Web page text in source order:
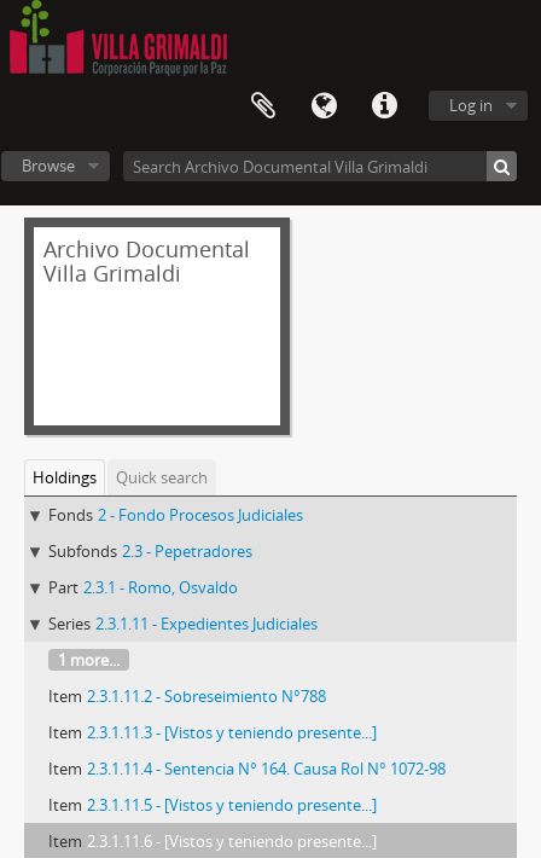
Log in
Browse
Archivo Documental
Villa Grimaldi
Holdings
Quick search
Fonds 2 - Fondo Procesos Judiciales
Subfonds 2.3 - Pepetradores
Part 2.3.1 - Romo, Osvaldo
Series 2.3.1.11 - Expedientes Judiciales
1 more...
Item 2.3.1.11.2 - Sobreseimiento N°788
Item 2.3.1.11.3 - [Vistos y teniendo presente...]
Item 2.3.1.11.4 - Sentencia N° 164. Causa Rol N° 1072-98
Item 2.3.1.11.5 - [Vistos y teniendo presente...]
Item 2.3.1.11.6 - [Vistos y teniendo presente...]